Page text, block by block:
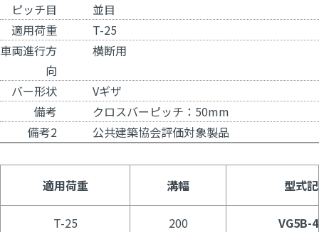
ピッチ目
並目
適用荷重
T-25
車両進行方
向
横断用
バー形状
Vギザ
備考
クロスバーピッチ：50mm
備考2
公共建築協会評価対象製品
適用荷重 溝幅 型式
T-25 200 VG5B-